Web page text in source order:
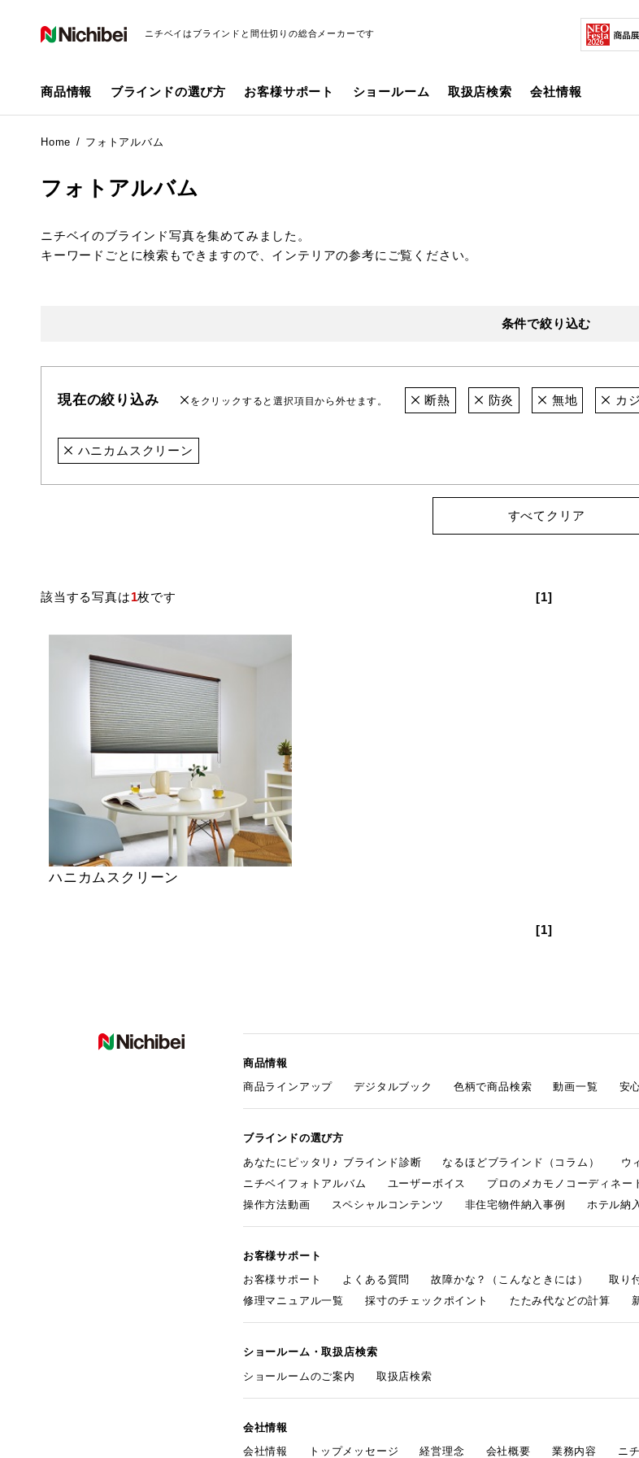
ニチベイはブラインドと間仕切りの総合メーカーです
商品情報 ブラインドの選び方 お客様サポート ショールーム 取扱店検索 会社情報
Home フォトアルバム
フォトアルバム
ニチベイのブラインド写真を集めてみました。
キーワードごとに検索もできますので、インテリアの参考にご覧ください。
条件で絞り込む
現在の絞り込み をクリックすると選択項目から外せます。 断熱 防炎 無地 カ
ハニカムスクリーン
すべてクリア
該当する写真は1枚です [1]
ハニカムスクリーン
[1]
商品情報
商品ラインアップ
デジタルブック 色柄で商品検索 動画一覧 安
ブラインドの選び方
あなたにピッタリ♪ ブラインド診断
なるほどブラインド（コラム） ウ
ニチベイフォトアルバム
ユーザーボイス プロのメカモノコーディネー
操作方法動画
スペシャルコンテンツ 非住宅物件納入事例 ホテル納
お客様サポート
お客様サポート
よくある質問 故障かな？（こんなときには） 取り
修理マニュアル一覧
採寸のチェックポイント たたみ代などの計算
ショールーム・取扱店検索
ショールームのご案内
取扱店検索
会社情報
会社情報
トップメッセージ 経営理念 会社概要 業務内容 ニ